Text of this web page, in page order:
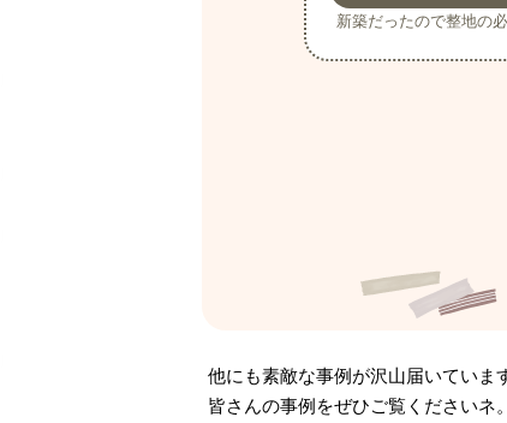
新築だったので整地の
他にも素敵な事例が沢山届いていま
皆さんの事例をぜひご覧くださいネ。